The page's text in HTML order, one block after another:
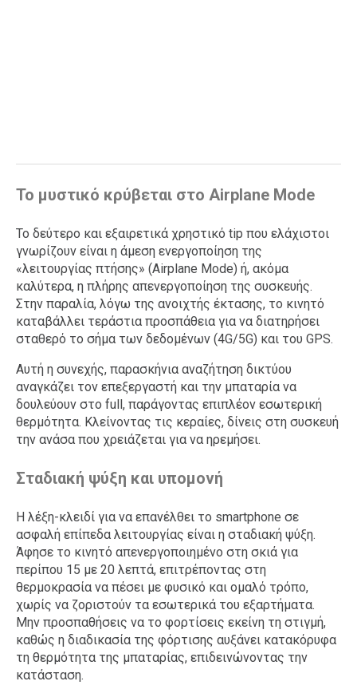
Το μυστικό κρύβεται στο Airplane Mode
Το δεύτερο και εξαιρετικά χρηστικό tip που ελάχιστοι
γνωρίζουν είναι η άμεση ενεργοποίηση της
«λειτουργίας πτήσης» (Airplane Mode) ή, ακόμα
καλύτερα, η πλήρης απενεργοποίηση της συσκευής.
Στην παραλία, λόγω της ανοιχτής έκτασης, το κινητό
καταβάλλει τεράστια προσπάθεια για να διατηρήσει
σταθερό το σήμα των δεδομένων (4G/5G) και του GPS.
Αυτή η συνεχής, παρασκήνια αναζήτηση δικτύου
αναγκάζει τον επεξεργαστή και την μπαταρία να
δουλεύουν στο full, παράγοντας επιπλέον εσωτερική
θερμότητα. Κλείνοντας τις κεραίες, δίνεις στη συσκευή
την ανάσα που χρειάζεται για να ηρεμήσει.
Σταδιακή ψύξη και υπομονή
Η λέξη-κλειδί για να επανέλθει το smartphone σε
ασφαλή επίπεδα λειτουργίας είναι η σταδιακή ψύξη.
Άφησε το κινητό απενεργοποιημένο στη σκιά για
περίπου 15 με 20 λεπτά, επιτρέποντας στη
θερμοκρασία να πέσει με φυσικό και ομαλό τρόπο,
χωρίς να ζοριστούν τα εσωτερικά του εξαρτήματα.
Μην προσπαθήσεις να το φορτίσεις εκείνη τη στιγμή,
καθώς η διαδικασία της φόρτισης αυξάνει κατακόρυφα
τη θερμότητα της μπαταρίας, επιδεινώνοντας την
κατάσταση.